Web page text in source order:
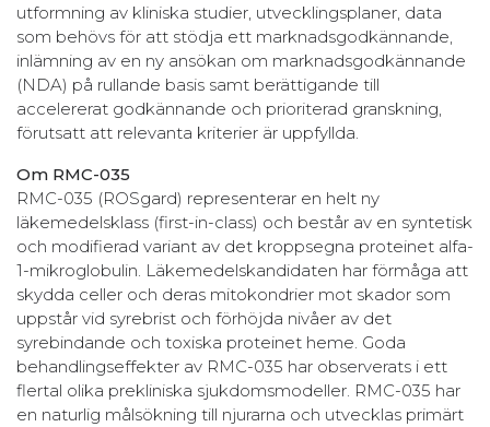
utformning av kliniska studier, utvecklingsplaner, data
som behövs för att stödja ett marknadsgodkännande,
inlämning av en ny ansökan om marknadsgodkännande
(NDA) på rullande basis samt berättigande till
accelererat godkännande och prioriterad granskning,
förutsatt att relevanta kriterier är uppfyllda.
Om RMC-035
RMC-035 (ROSgard) representerar en helt ny
läkemedelsklass (first-in-class) och består av en syntetisk
och modifierad variant av det kroppsegna proteinet alfa-
1-mikroglobulin. Läkemedelskandidaten har förmåga att
skydda celler och deras mitokondrier mot skador som
uppstår vid syrebrist och förhöjda nivåer av det
syrebindande och toxiska proteinet heme. Goda
behandlingseffekter av RMC-035 har observerats i ett
flertal olika prekliniska sjukdomsmodeller. RMC-035 har
en naturlig målsökning till njurarna och utvecklas primärt